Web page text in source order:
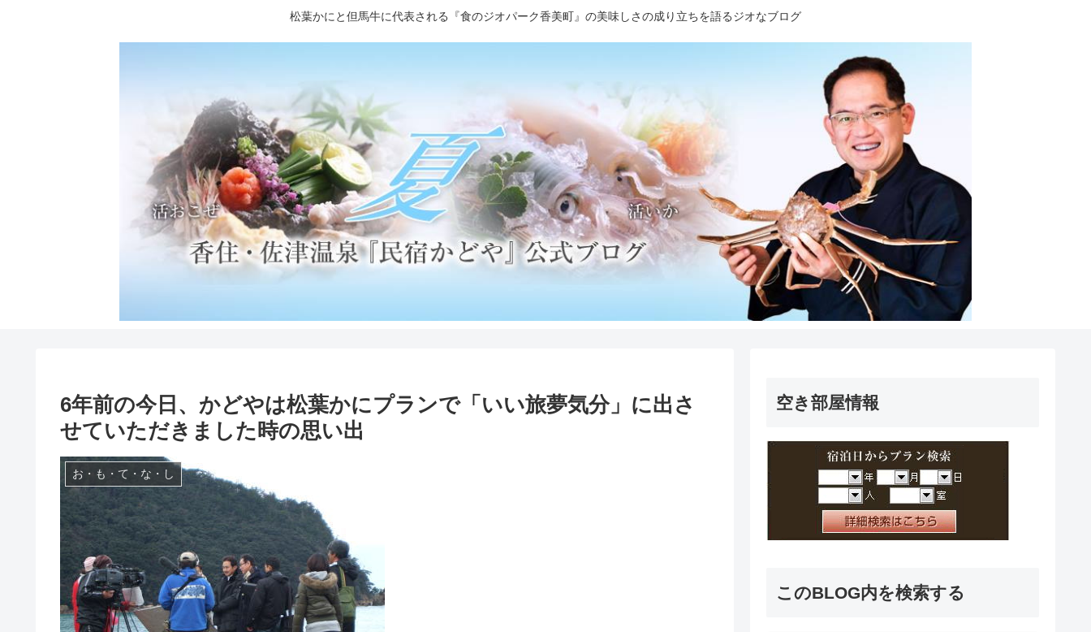
松葉かにと但馬牛に代表される『食のジオパーク香美町』の美味しさの成り立ちを語るジオなブログ
6年前の今日、かどやは松葉かにプランで「いい旅夢気分」に出さ
せていただきました時の思い出
お・も・て・な・し
空き部屋情報
このBLOG内を検索する